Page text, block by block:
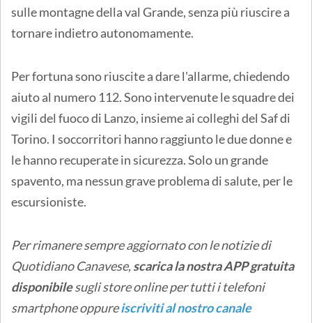
sulle montagne della val Grande, senza più riuscire a
tornare indietro autonomamente.
Per fortuna sono riuscite a dare l'allarme, chiedendo
aiuto al numero 112. Sono intervenute le squadre dei
vigili del fuoco di Lanzo, insieme ai colleghi del Saf di
Torino. I soccorritori hanno raggiunto le due donne e
le hanno recuperate in sicurezza. Solo un grande
spavento, ma nessun grave problema di salute, per le
escursioniste.
Per rimanere sempre aggiornato con le notizie di
Quotidiano Canavese,scarica la nostra APP gratuita
disponibilesugli store onlineper tutti i telefoni
smartphone oppureiscriviti al nostro canale